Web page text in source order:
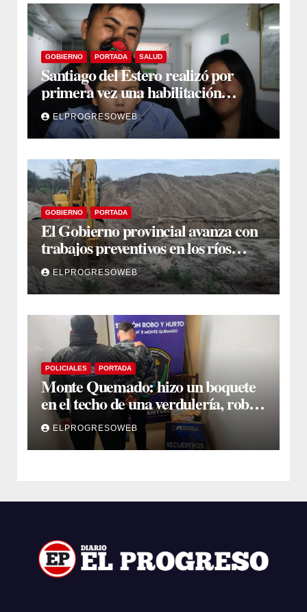
GOBIERNO PORTADA SALUD
Santiago del Estero realizó por
primera vez una habilitación
auditiva con vincha de conducción
óseaELPROGRESOWEB
GOBIERNO PORTADA
El Gobierno provincial avanza con
trabajos preventivos en los ríos
Dulce y Salado y en los Bajos
Submeridionales
ELPROGRESOWEB
POLICIALES PORTADA
Monte Quemado: hizo un boquete
en el techo de una verdulería, robó
$800.000 y cayó tras ser filmado
ELPROGRESOWEB